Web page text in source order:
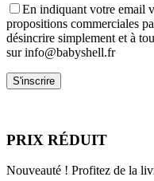
En indiquant votre email
propositions commerciales
désincrire simplement et à
sur info@babyshell.fr
PRIX RÉDUIT
Nouveauté ! Profitez de la